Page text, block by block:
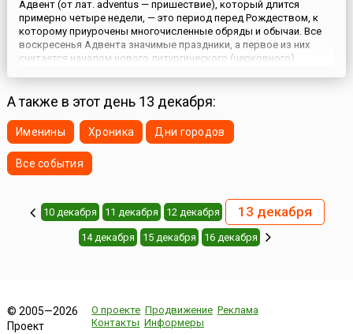
Адвент (от лат. adventus — пришествие), который длится
примерно четыре недели, — это период перед Рождеством, к
которому приурочены многочисленные обряды и обычаи. Все
воскресенья Адвента значимые праздники, а первое из них
считается началом нового литургического (церковного)
обыч...
А также в этот день 13 декабря:
Именины Хроника Дни городов
Все события
10 декабря 11 декабря 12 декабря 13 декабря
14 декабря 15 декабря 16 декабря
© 2005—2026
Проект
О проекте Продвижение Реклама
Контакты Информеры